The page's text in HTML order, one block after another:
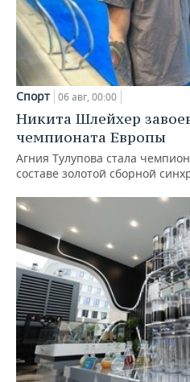
Спорт 06 авг, 00:00
Никита Шлейхер
чемпионата Европы
Агния Тулупова стала
составе золотой сборной